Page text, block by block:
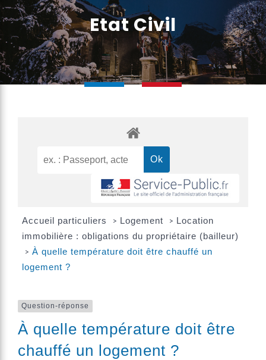
Etat Civil
Accueil particuliers > Logement > Location
immobilière : obligations du propriétaire (bailleur)
> À quelle température doit être chauffé un
logement ?
Question-réponse
À quelle température doit être
chauffé un logement ?